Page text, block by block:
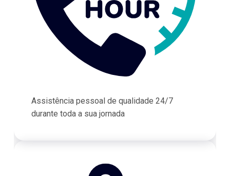
Assistência pessoal de qualidade 24/7
durante toda a sua jornada